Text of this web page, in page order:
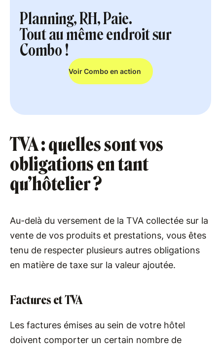
Planning, RH, Paie.
Tout au même endroit sur
Combo !
Voir Combo en action
TVA : quelles sont vos
obligations en tant
qu’hôtelier ?
Au-delà du versement de la TVA collectée sur la
vente de vos produits et prestations, vous êtes
tenu de respecter plusieurs autres obligations
en matière de taxe sur la valeur ajoutée.
Factures et TVA
Les factures émises au sein de votre hôtel
doivent comporter un certain nombre de